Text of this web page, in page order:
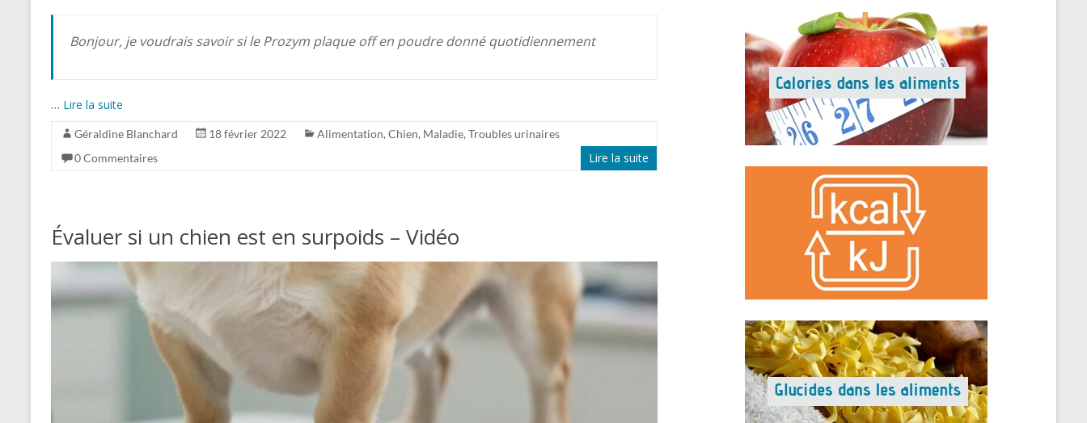
Bonjour, je voudrais savoir si le Prozym plaque off en poudre donné quotidiennement
… Lire la suite
Géraldine Blanchard 18 février 2022 Alimentation, Chien, Maladie, Troubles urinaires
0 Commentaires
Lire la suite
Évaluer si un chien est en surpoids – Vidéo